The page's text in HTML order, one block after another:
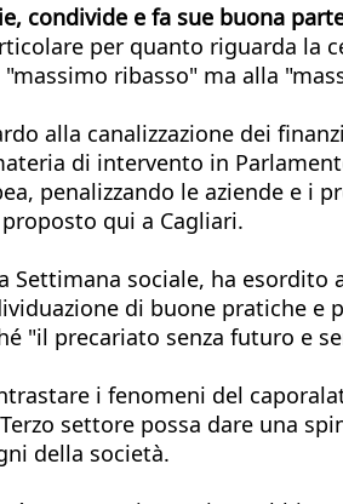
condivide e fa sue buona
per quanto riguarda la
ribasso" ma alla
alla canalizzazione dei
di intervento in
penalizzando le aziende e
qui a Cagliari.
sociale, ha
di buone pratiche
"il precariato senza futuro e
i fenomeni del
settore possa dare una
della società.